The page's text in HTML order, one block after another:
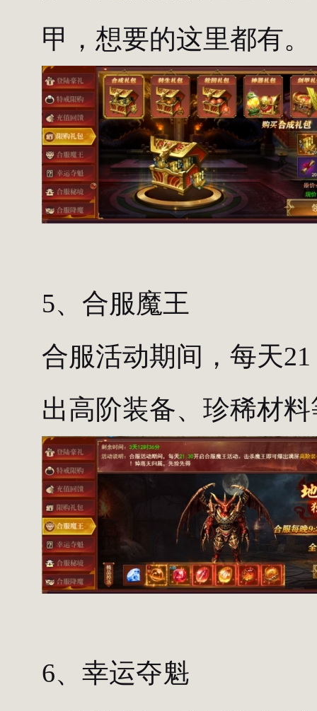
甲，想要的这里都有。
5、合服魔王
合服活动期间，每天
出高阶装备、珍稀材
6、幸运夺魁